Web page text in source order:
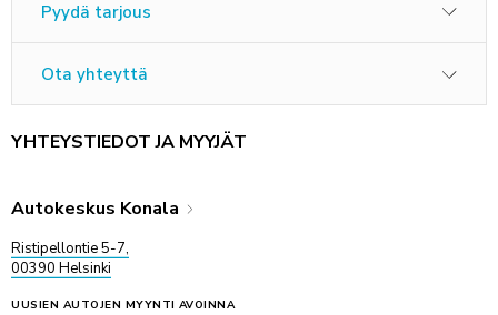
Pyydä tarjous
Ota yhteyttä
YHTEYSTIEDOT JA MYYJÄT
Autokeskus Konala
Ristipellontie 5-7,
00390 Helsinki
UUSIEN AUTOJEN MYYNTI AVOINNA